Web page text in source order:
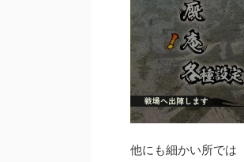
他にも細かい所では